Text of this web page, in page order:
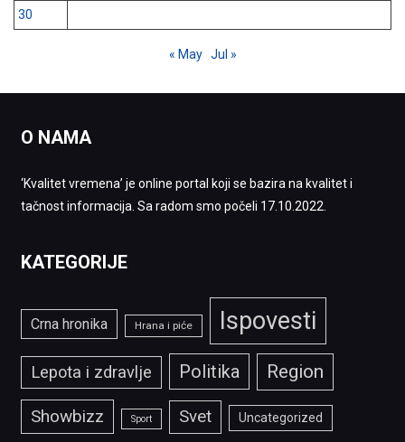
30
« May Jul »
O NAMA
‘Kvalitet vremena’ je online portal koji se bazira na kvalitet i
tačnost informacija. Sa radom smo počeli 17.10.2022.
KATEGORIJE
Crna hronika Hrana i piće Ispovesti
Lepota i zdravlje Politika Region
Showbizz Sport Svet Uncategorized